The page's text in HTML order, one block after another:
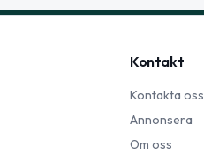
Kontakt
Kontakta oss
Annonsera
Om oss